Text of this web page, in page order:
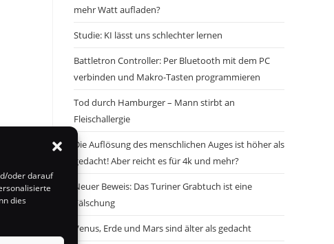
oder darauf
dies
mehr Watt aufladen?
Studie: KI lässt uns schlechter lernen
Battletron Controller: Per Bluetooth mit dem PC
verbinden und Makro-Tasten programmieren
Tod durch Hamburger – Mann stirbt an
Fleischallergie
Die Auflösung des menschlichen Auges ist höher als
gedacht! Aber reicht es für 4k und mehr?
Neuer Beweis: Das Turiner Grabtuch ist eine
Fälschung
Venus, Erde und Mars sind älter als gedacht